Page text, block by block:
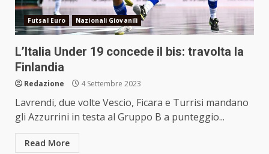
Futsal Euro Nazionali Giovanili
L’Italia Under 19 concede il bis: travolta la
Finlandia
Redazione 4 Settembre 2023
Lavrendi, due volte Vescio, Ficara e Turrisi mandano
gli Azzurrini in testa al Gruppo B a punteggio...
Read More